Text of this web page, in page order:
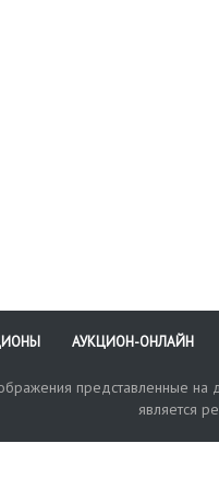
АУКЦИОН-ОНЛАЙН
представленные
является